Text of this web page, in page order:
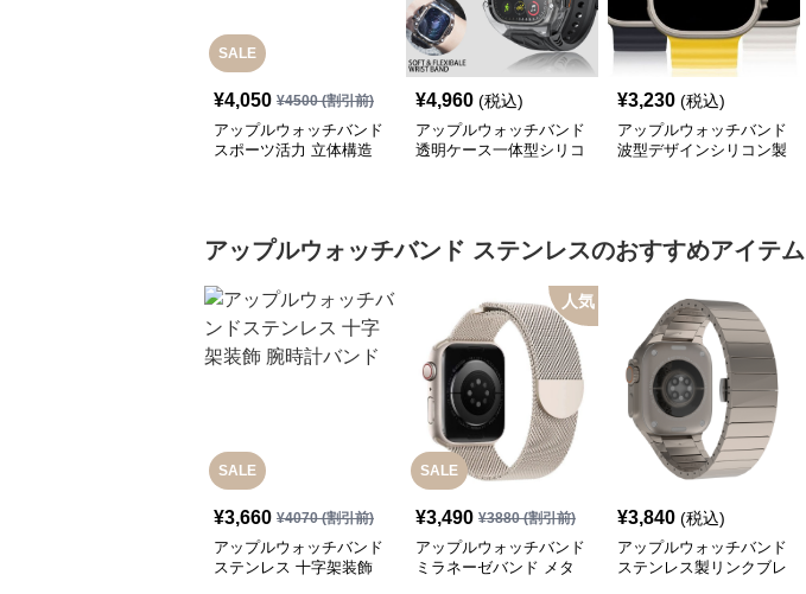
SALE
¥4,050 ¥4500(割引前)
アップルウォッチバンド
スポーツ活力 立体構造
¥4,960 (税込)
アップルウォッチバンド
透明ケース一体型シリコ
¥3,230 (税込)
アップルウォッチバンド
波型デザインシリコン製
アップルウォッチバンド ステンレスのおすすめアイテム
SALE
¥3,660 ¥4070(割引前)
アップルウォッチバンド
ステンレス 十字架装飾
SALE
人気
¥3,490 ¥3880(割引前)
アップルウォッチバンド
ミラネーゼバンド メタ
¥3,840 (税込)
アップルウォッチバンド
ステンレス製リンクブレ